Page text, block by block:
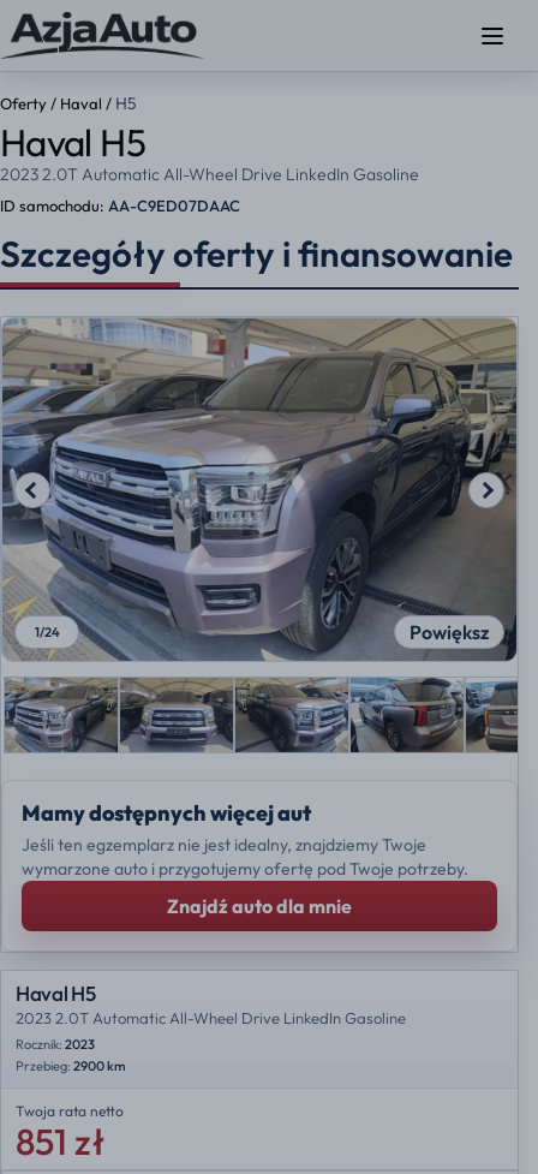
Oferty / Haval / H5
Haval H5
2023 2.0T Automatic All-Wheel Drive LinkedIn Gasoline
ID samochodu: AA-C9ED07DAAC
Szczegóły oferty i finansowanie
Powiększ
1/24
Mamy dostępnych więcej aut
Jeśli ten egzemplarz nie jest idealny, znajdziemy Twoje
wymarzone auto i przygotujemy ofertę pod Twoje potrzeby.
Znajdź auto dla mnie
Haval H5
2023 2.0T Automatic All-Wheel Drive LinkedIn Gasoline
Rocznik: 2023
Przebieg: 2900 km
Twoja rata netto
851 zł